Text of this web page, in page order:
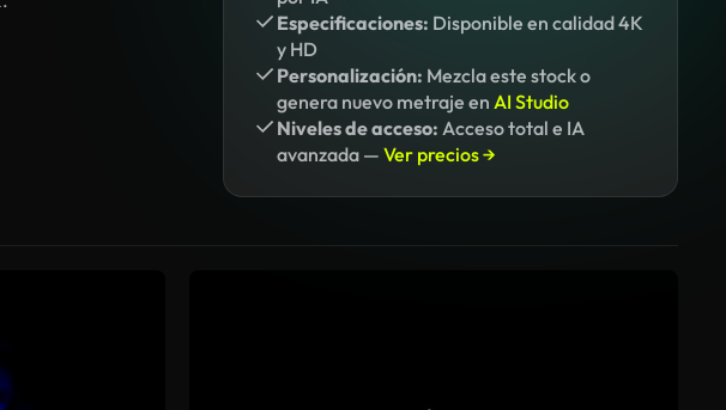
Especificaciones: Disponible en calidad 4K
y HD
Personalización: Mezcla este stock o
genera nuevo metraje en AI Studio
Niveles de acceso: Acceso total e IA
avanzada — Ver precios →